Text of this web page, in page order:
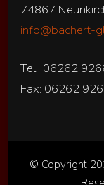
74867
info@bachert-
Tel.: 06262
Fax: 06262
© Copyright